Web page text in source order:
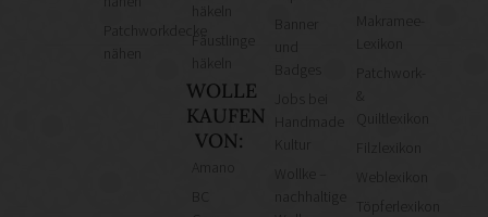
Patchworkdecke
häkeln
Fäustlinge
häkeln
WOLLE
KAUFEN
VON:
Kultur
Wollke –
nachhaltige
Makramee-
Lexikon
Patchwork-
&
Quiltlexikon
Filzlexikon
Weblexikon
Töpferlexikon